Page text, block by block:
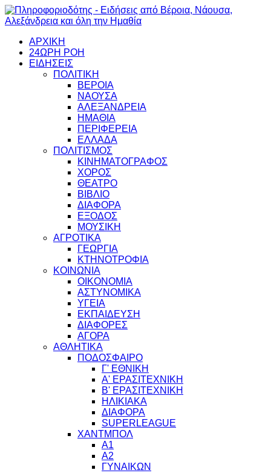
ΑΡΧΙΚΗ
24ΩΡΗ ΡΟΗ
ΕΙΔΗΣΕΙΣ
ΠΟΛΙΤΙΚΗ
ΒΕΡΟΙΑ
ΝΑΟΥΣΑ
ΑΛΕΞΑΝΔΡΕΙΑ
ΗΜΑΘΙΑ
ΠΕΡΙΦΕΡΕΙΑ
ΕΛΛΑΔΑ
ΠΟΛΙΤΙΣΜΟΣ
ΚΙΝΗΜΑΤΟΓΡΑΦΟΣ
ΧΟΡΟΣ
ΘΕΑΤΡΟ
ΒΙΒΛΙΟ
ΔΙΑΦΟΡΑ
ΕΞΟΔΟΣ
ΜΟΥΣΙΚΗ
ΑΓΡΟΤΙΚΑ
ΓΕΩΡΓΙΑ
ΚΤΗΝΟΤΡΟΦΙΑ
ΚΟΙΝΩΝΙΑ
ΟΙΚΟΝΟΜΙΑ
ΑΣΤΥΝΟΜΙΚΑ
ΥΓΕΙΑ
ΕΚΠΑΙΔΕΥΣΗ
ΔΙΑΦΟΡΕΣ
ΑΓΟΡΑ
ΑΘΛΗΤΙΚΑ
ΠΟΔΟΣΦΑΙΡΟ
Γ' ΕΘΝΙΚΗ
Α' ΕΡΑΣΙΤΕΧΝΙΚΗ
Β' ΕΡΑΣΙΤΕΧΝΙΚΗ
ΗΛΙΚΙΑΚΑ
ΔΙΑΦΟΡΑ
SUPERLEAGUE
ΧΑΝΤΜΠΟΛ
Α1
Α2
ΓΥΝΑΙΚΩΝ